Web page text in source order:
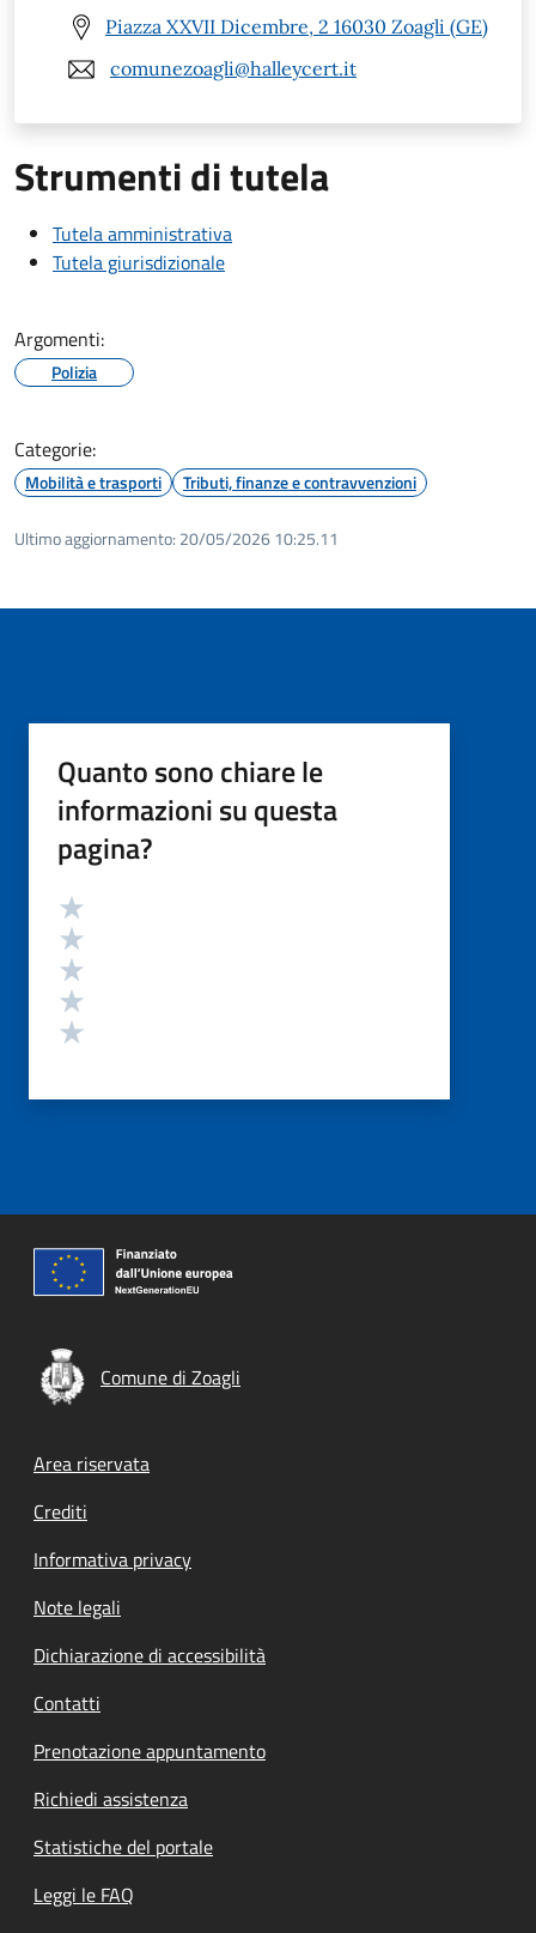
Piazza XXVII Dicembre, 2 16030 Zoagli (GE)
comunezoagli@halleycert.it
Strumenti di tutela
Tutela amministrativa
Tutela giurisdizionale
Argomenti:
Polizia
Categorie:
Mobilità e trasporti Tributi, finanze e contravvenzioni
Ultimo aggiornamento: 20/05/2026 10:25.11
Quanto sono chiare le
informazioni su questa
pagina?
Valutazione
Comune di Zoagli
Footer menu
Area riservata
Crediti
Informativa privacy
Note legali
Dichiarazione di accessibilità
Contatti
Prenotazione appuntamento
Richiedi assistenza
Statistiche del portale
Leggi le FAQ